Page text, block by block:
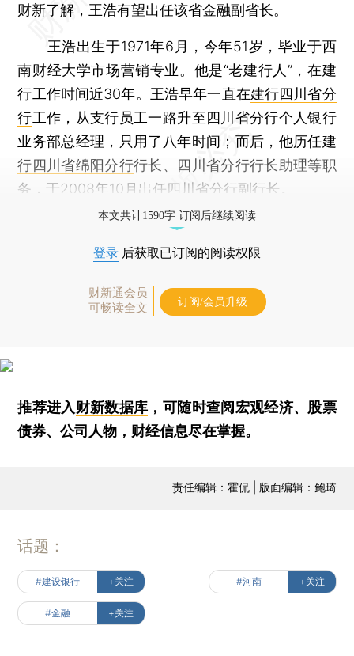
财新了解，王浩有望出任该省金融副省长。
王浩出生于1971年6月，今年51岁，毕业于西
南财经大学市场营销专业。他是“老建行人”，在建
行工作时间近30年。王浩早年一直在建行四川省分
行工作，从支行员工一路升至四川省分行个人银行
业务部总经理，只用了八年时间；而后，他历任建
行四川省绵阳分行行长、四川省分行行长助理等职
务，于2008年10月出任四川省分行副行长。
本文共计1590字 订阅后继续阅读
登录 后获取已订阅的阅读权限
财新通会员
可畅读全文
订阅/会员升级
推荐进入财新数据库 ，可随时查阅宏观经济、股票
债券、公司人物，财经信息尽在掌握。
责任编辑：霍侃 | 版面编辑：鲍琦
话题：
#建设银行 +关注 #河南 +关注
#金融 +关注